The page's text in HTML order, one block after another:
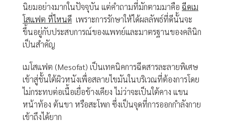
นิยมอย่างมากในปัจจุบัน แต่คำถามที่มักตามมาคือ ฉีดเม
โสแฟต ที่ไหนดี เพราะการรักษาให้ได้ผลลัพธ์ที่ดีนั้นจะ
ขึ้นอยู่กับประสบการณ์ของแพทย์และมาตรฐานของคลินิก
เป็นสำคัญ
เมโสแฟต (Mesofat) เป็นเทคนิคการฉีดสารละลายพิเศษ
เข้าสู่ชั้นใต้ผิวหนังเพื่อสลายไขมันในบริเวณที่ต้องการโดย
ไม่กระทบต่อเนื้อเยื่อข้างเคียง ไม่ว่าจะเป็นใต้คาง แขน
หน้าท้อง ต้นขา หรือสะโพก ซึ่งเป็นจุดที่การออกกำลังกาย
เข้าถึงได้ยาก